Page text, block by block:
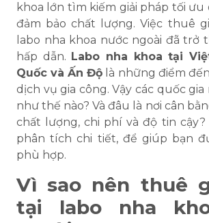
khoa lớn tìm kiếm giải pháp tối ưu
đảm bảo chất lượng. Việc thuê
labo nha khoa nước ngoài đã trở
hấp dẫn. Labo nha khoa tại
Quốc và Ấn Độ là những điểm
dịch vụ gia công. Vậy các quốc
như thế nào? Và đâu là nơi cân
chất lượng, chi phí và độ tin cậy?
phân tích chi tiết, để giúp bạn
phù hợp.
Vì sao nên thuê
tại labo nha